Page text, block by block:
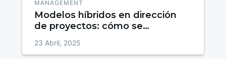
MANAGEMENT
Modelos híbridos en dirección
de proyectos: cómo se
tradicional
23 Abril, 2025